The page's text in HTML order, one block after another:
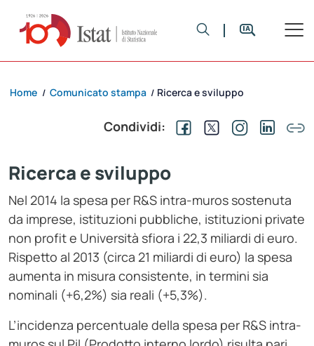
Home / Comunicato stampa / Ricerca e sviluppo
Condividi:
Ricerca e sviluppo
Nel 2014 la spesa per R&S intra-muros sostenuta
da imprese, istituzioni pubbliche, istituzioni private
non profit e Università sfiora i 22,3 miliardi di euro.
Rispetto al 2013 (circa 21 miliardi di euro) la spesa
aumenta in misura consistente, in termini sia
nominali (+6,2%) sia reali (+5,3%).
L’incidenza percentuale della spesa per R&S intra-